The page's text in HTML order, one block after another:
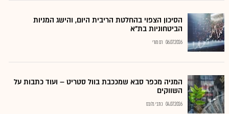
הסיכון הצפוי בהחלטת הריבית היום, והישג המניות
הביטחוניות בת"א
06.07.2026 רם מורי
המניה מכפר סבא שמככבת בוול סטריט – ועוד כתבות על
השווקים
04.07.2026 כתבי גלובס